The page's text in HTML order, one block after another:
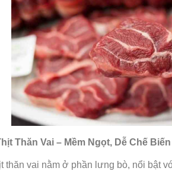
Thăn Vai – Mềm Ngọt, Dễ Chế Biến
thăn vai nằm ở phần lưng bò, nổi bật